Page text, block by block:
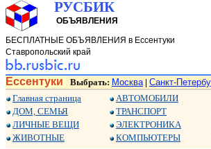
РУСБИК
ОБЪЯВЛЕНИЯ
БЕСПЛАТНЫЕ ОБЪЯВЛЕНИЯ в Ессентуки
Ставропольский край
Ессентуки Выбрать: Москва| Санкт-
Главная страница
ДОМ, СЕМЬЯ
ЛИЧНЫЕ ВЕЩИ
ЖИВОТНЫЕ
АВТОМОБИЛИ
ТРАНСПОРТ
ЭЛЕКТРОНИКА
КОМПЬЮТЕРЫ